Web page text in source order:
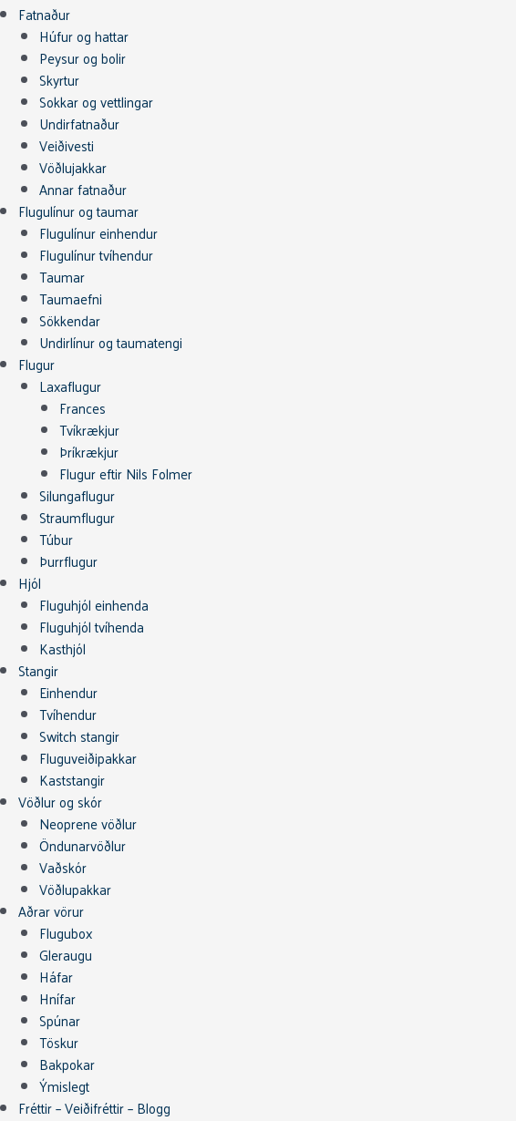
Fatnaður
Húfur og hattar
Peysur og bolir
Skyrtur
Sokkar og vettlingar
Undirfatnaður
Veiðivesti
Vöðlujakkar
Annar fatnaður
Flugulínur og taumar
Flugulínur einhendur
Flugulínur tvíhendur
Taumar
Taumaefni
Sökkendar
Undirlínur og taumatengi
Flugur
Laxaflugur
Frances
Tvíkrækjur
Þríkrækjur
Flugur eftir Nils Folmer
Silungaflugur
Straumflugur
Túbur
Þurrflugur
Hjól
Fluguhjól einhenda
Fluguhjól tvíhenda
Kasthjól
Stangir
Einhendur
Tvíhendur
Switch stangir
Fluguveiðipakkar
Kaststangir
Vöðlur og skór
Neoprene vöðlur
Öndunarvöðlur
Vaðskór
Vöðlupakkar
Aðrar vörur
Flugubox
Gleraugu
Háfar
Hnífar
Spúnar
Töskur
Bakpokar
Ýmislegt
Fréttir – Veiðifréttir – Blogg